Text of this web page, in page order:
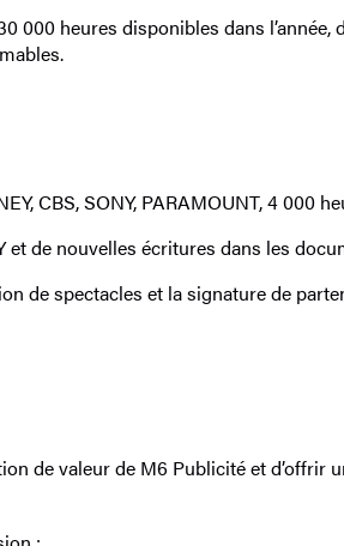
heures disponibles dans
CBS, SONY, PARAMOUNT, 4 000
de nouvelles écritures dans les
de spectacles et la signature de
de valeur de M6 Publicité et d’offrir